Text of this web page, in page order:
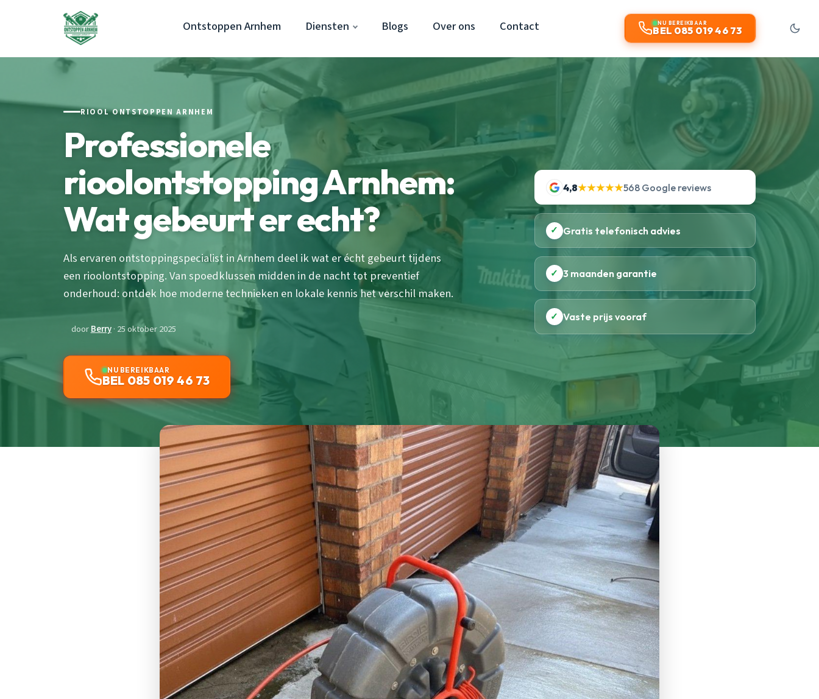
Ontstoppen Arnhem Diensten Blogs Over ons Contact NU BEREIKBAAR
BEL 085 019 46 73
RIOOL ONTSTOPPEN ARNHEM
Professionele
rioolontstopping Arnhem:
Wat gebeurt er echt?
Als ervaren ontstoppingspecialist in Arnhem deel ik wat er écht gebeurt tijdens
een rioolontstopping. Van spoedklussen midden in de nacht tot preventief
onderhoud: ontdek hoe moderne technieken en lokale kennis het verschil maken.
doorBerry· 25 oktober 2025
NU BEREIKBAAR
BEL 085 019 46 73
4,8★★★★★568 Google reviews
✓ Gratis telefonisch advies
✓ 3 maanden garantie
✓ Vaste prijs vooraf